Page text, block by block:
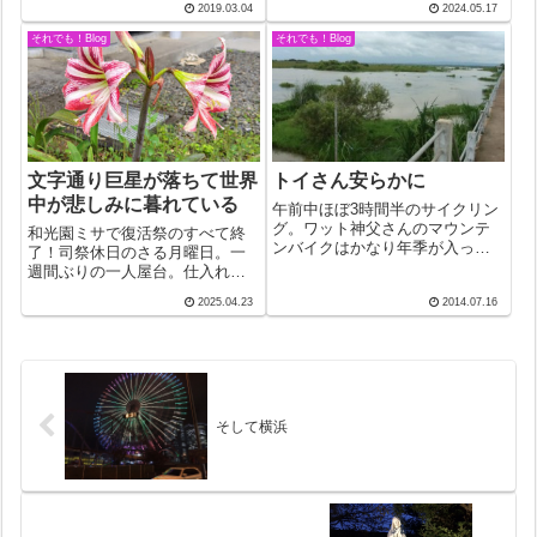
で27年も続けたら周りの人が放
ってはおかない。さすがのあの
聖マザーテレサも「シスターに
なれば？」と３回も勧めたとい
う。NHK...
2019.03.04
いう。カトリック中央協議会の
HPには「信徒で公務員のフラン
ク・ダフによりローマ・カトリ
ック教会のマリ...
2024.05.17
それでも！Blog
文字通り巨星が落ちて世界
中が悲しみに暮れている
和光園ミサで復活祭のすべて終
了！司祭休日のさる月曜日。一
週間ぶりの一人屋台。仕入れて
杯！”ヤレヤレ、さすがにくたび
と、「教皇が亡く...
2025.04.23
それでも！Blog
トイさん安らかに
午前中ほぼ3時間半のサイクリン
グ。ワット神父さんのマウンテ
ンバイクはかなり年季が入って
背中を押されてイザ。教会の周
2014.07.16
そして横浜